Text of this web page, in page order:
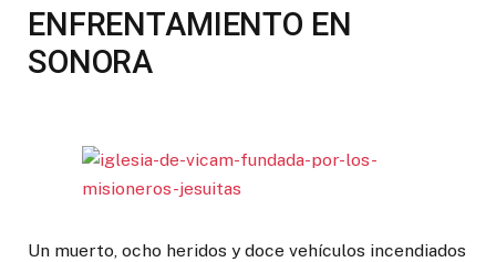
ENFRENTAMIENTO EN
SONORA
Un muerto, ocho heridos y doce vehículos incendiados